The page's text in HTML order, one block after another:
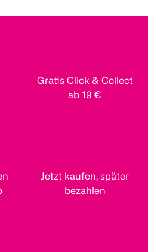
Gratis Click & Collect
ab 19 €
Jetzt kaufen, später
bezahlen